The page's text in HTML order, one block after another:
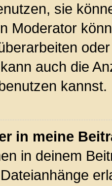
sie
Moderator
auch die
kannst.
in meine
in deinem